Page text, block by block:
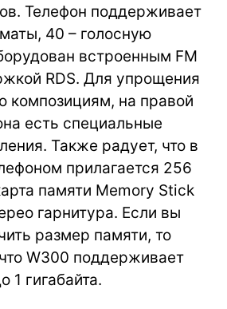
Телефон поддерживает
40 – голосную
встроенным FM
RDS. Для упрощения
композициям, на правой
есть специальные
Также радует, что в
прилагается 256
памяти Memory Stick
гарнитура. Если вы
размер памяти, то
W300 поддерживает
1 гигабайта.